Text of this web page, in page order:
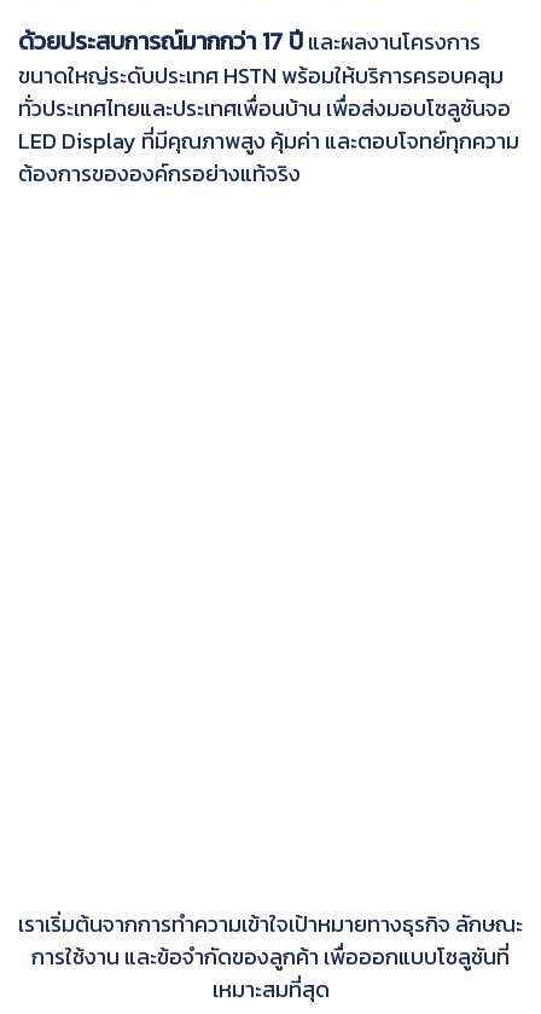
ด้วยประสบการณ์มากกว่า 17 ปีและผลงานโครงการ
ขนาดใหญ่ระดับประเทศ HSTN พร้อมให้บริการครอบคลุม
ทั่วประเทศไทยและประเทศเพื่อนบ้าน เพื่อส่งมอบโซลูชันจอ
LED Display ที่มีคุณภาพสูง คุ้มค่า และตอบโจทย์ทุกความ
ต้องการขององค์กรอย่างแท้จริง
เราเริ่มต้นจากการทำความเข้าใจเป้าหมายทางธุรกิจ ลักษณะ
การใช้งาน และข้อจำกัดของลูกค้า เพื่อออกแบบโซลูชันที่
เหมาะสมที่สุด